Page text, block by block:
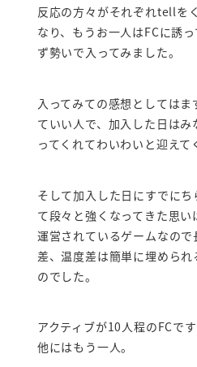
反応の方々がそれぞれtellを
なり、もうお一人はFCに誘
ず勢いで入ってみました。
入ってみての感想としてはま
ていい人で、加入した日はみ
ってくれてわいわいと迎えて
そして加入した日にすでに
て段々と強くなってきた思
運営されているゲームなの
差、温度差は簡単に埋めら
のでした。
アクティブが10人程のFCで
他にはもう一人。